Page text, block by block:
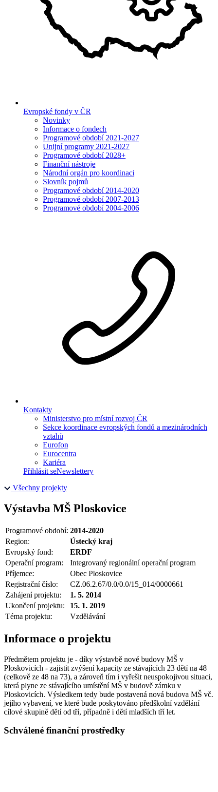
Evropské fondy v ČR
Novinky
Informace o fondech
Programové období 2021-2027
Unijní programy 2021-2027
Programové období 2028+
Finanční nástroje
Národní orgán pro koordinaci
Slovník pojmů
Programové období 2014-2020
Programové období 2007-2013
Programové období 2004-2006
Kontakty
Ministerstvo pro místní rozvoj ČR
Sekce koordinace evropských fondů a mezinárodních
vztahů
Eurofon
Eurocentra
Kariéra
Přihlásit seNewslettery
Všechny projekty
Výstavba MŠ Ploskovice
Programové období: 2014-2020
Region:
Ústecký kraj
Evropský fond:
ERDF
Operační program:
Integrovaný regionální operační program
Příjemce:
Obec Ploskovice
Registrační číslo:
CZ.06.2.67/0.0/0.0/15_014/0000661
Zahájení projektu:
1. 5. 2014
Ukončení projektu:
15. 1. 2019
Téma projektu:
Vzdělávání
Informace o projektu
Předmětem projektu je - díky výstavbě nové budovy MŠ v
Ploskovicích - zajistit zvýšení kapacity ze stávajících 23 dětí na 48
(celkově ze 48 na 73), a zároveň tím i vyřešit neuspokojivou situaci,
která plyne ze stávajícího umístění MŠ v budově zámku v
Ploskovicích. Výsledkem tedy bude postavená nová budova MŠ vč.
jejího vybavení, ve které bude poskytováno předškolní vzdělání
cílové skupině dětí od tří, případně i dětí mladších tří let.
Schválené finanční prostředky